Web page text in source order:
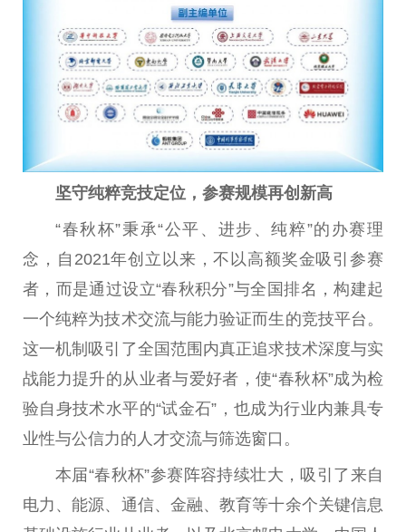
坚守纯粹竞技定位，参赛规模再创新高
“春秋杯”秉承“公平、进步、纯粹”的办赛理
念，自2021年创立以来，不以高额奖金吸引参赛
者，而是通过设立“春秋积分”与全国排名，构建起
一个纯粹为技术交流与能力验证而生的竞技平台。
这一机制吸引了全国范围内真正追求技术深度与实
战能力提升的从业者与爱好者，使“春秋杯”成为检
验自身技术水平的“试金石”，也成为行业内兼具专
业性与公信力的人才交流与筛选窗口。
本届“春秋杯”参赛阵容持续壮大，吸引了来自
电力、能源、通信、金融、教育等十余个关键信息